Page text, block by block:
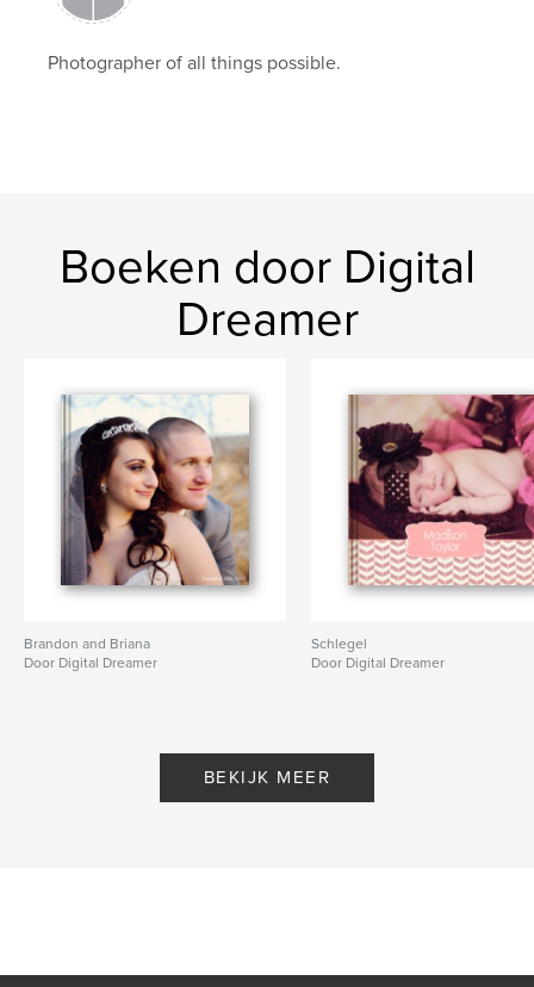
Photographer of all things possible.
Boeken door Digital
Dreamer
Brandon and Briana
Door Digital Dreamer
Schlegel
Door Digital Dreamer
BEKIJK MEER